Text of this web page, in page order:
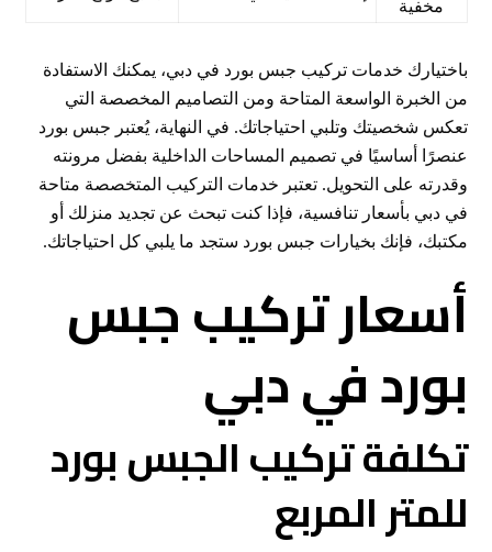
مخفية
باختيارك خدمات تركيب جبس بورد في دبي، يمكنك الاستفادة
من الخبرة الواسعة المتاحة ومن التصاميم المخصصة التي
تعكس شخصيتك وتلبي احتياجاتك. في النهاية، يُعتبر جبس بورد
عنصرًا أساسيًا في تصميم المساحات الداخلية بفضل مرونته
وقدرته على التحويل. تعتبر خدمات التركيب المتخصصة متاحة
في دبي بأسعار تنافسية، فإذا كنت تبحث عن تجديد منزلك أو
مكتبك، فإنك بخيارات جبس بورد ستجد ما يلبي كل احتياجاتك.
أسعار تركيب جبس
بورد في دبي
تكلفة تركيب الجبس بورد
للمتر المربع